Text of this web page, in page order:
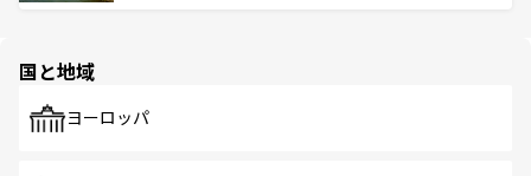
で、ホーカーズは地元の風情を楽しめる外せないスポット
国と地域
ヨーロッパ